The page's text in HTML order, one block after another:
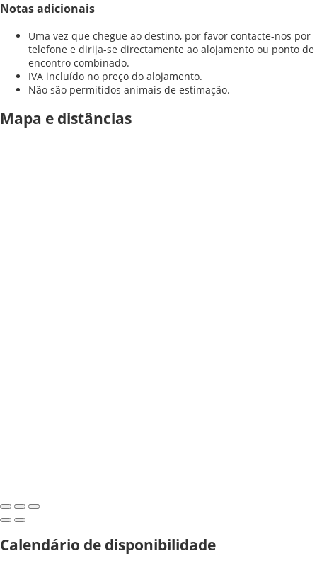
Notas adicionais
Uma vez que chegue ao destino, por favor contacte-nos por
telefone e dirija-se directamente ao alojamento ou ponto de
encontro combinado.
IVA incluído no preço do alojamento.
Não são permitidos animais de estimação.
Mapa e distâncias
Calendário de disponibilidade